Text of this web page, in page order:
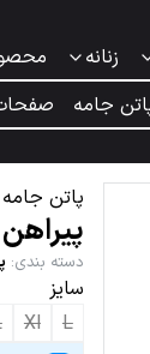
زنانه
جامه
پاتن جامه
دسته بندی:
سایز
L
Xl